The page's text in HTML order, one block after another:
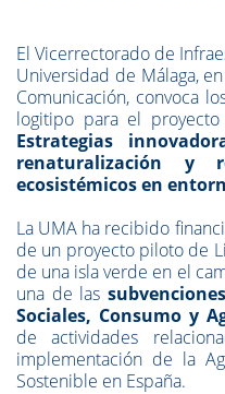
El Vicerrectorado de
Universidad de Málaga,
Comunicación, convoca
logitipo para el proyecto
Estrategias
renaturalización y
ecosistémicos en
La UMA ha recibido
de un proyecto piloto de
de una isla verde en el
una de las
Sociales, Consumo y
de actividades
implementación de la
Sostenible en España.